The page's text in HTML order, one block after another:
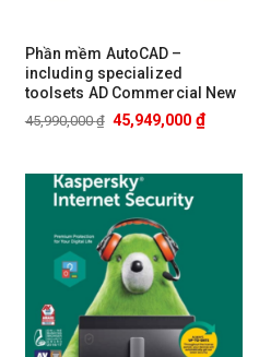
Phần mềm AutoCAD –
including specialized
toolsets AD Commercial New
Single-user ELD Annual
Subscription C1RK1-
45,990,000₫ 45,949,000 ₫